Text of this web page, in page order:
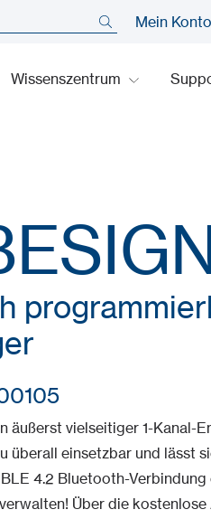
Mein Konto
Wissenszentrum
äußerst vielseitiger 1-Kanal-
überall einsetzbar und lässt
4.2 Bluetooth-
Über die